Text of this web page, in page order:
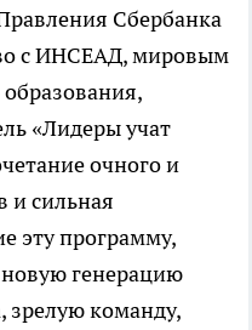
Сбербанка
с ИНСЕАД, мировым
«Лидеры учат
очного и
и сильная
эту программу,
генерацию
зрелую команду,